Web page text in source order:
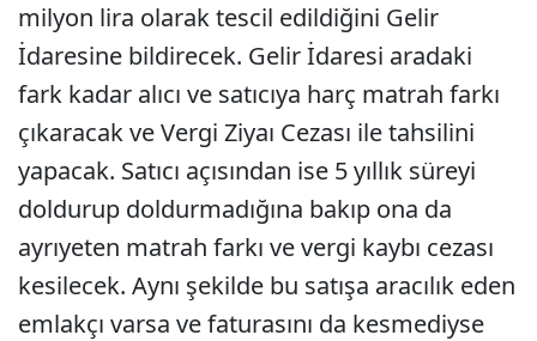
milyon lira olarak tescil edildiğini Gelir
İdaresine bildirecek. Gelir İdaresi aradaki
fark kadar alıcı ve satıcıya harç matrah farkı
çıkaracak ve Vergi Ziyaı Cezası ile tahsilini
yapacak. Satıcı açısından ise 5 yıllık süreyi
doldurup doldurmadığına bakıp ona da
ayrıyeten matrah farkı ve vergi kaybı cezası
kesilecek. Aynı şekilde bu satışa aracılık eden
emlakçı varsa ve faturasını da kesmediyse